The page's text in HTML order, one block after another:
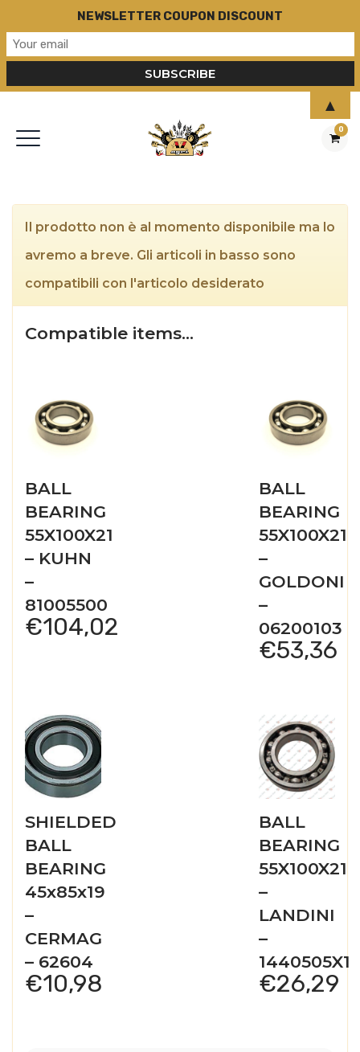
0
Il prodotto non è al momento disponibile ma lo
avremo a breve. Gli articoli in basso sono
compatibili con l'articolo desiderato
Compatible items…
BALL
BEARING
55X100X21
– KUHN
–
81005500
€104,02
BALL
BEARING
55X100X21
–
GOLDONI
–
06200103
€53,36
SHIELDED
BALL
BEARING
45x85x19
–
CERMAG
– 62604
€10,98
BALL
BEARING
55X100X21
–
LANDINI
–
1440505X1
€26,29
NEWSLETTER COUPON DISCOUNT
▲